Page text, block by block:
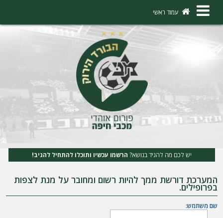
×
ו
ר
ש
מ
עמוד ראשי
יש לכם מה להגיד בנושא? הרשמו עכשיו ותוכלו להתחיל להגיב!
המערכת דורשת ממך להיות רשום ומחובר על מנת לצפות
בפרופילים.
שם משתמש: